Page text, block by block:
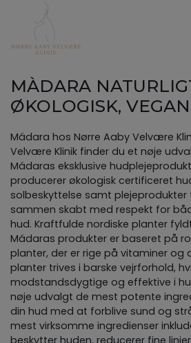
hovedindhold
MÀDARA
ØKOLOGISK,
Mádara hos Nørre Aaby Velvære
Velvære Klinik finder du et nøje
Mádaras eksklusive
producerer økologisk certificeret
solbeskyttelse samt plejeprodukter
sammen skabt med respekt for
hud. Kraftfulde nordiske planter
Mádaras produkter er baseret på
planter, der er rige på vitaminer og
planter trives i barske vejrforhold,
modstandsdygtige og effektive i
nøje udvalgt de mest potente
din hud med at forblive sund og
mest virksomme ingredienser
beskytter huden, reducerer fine